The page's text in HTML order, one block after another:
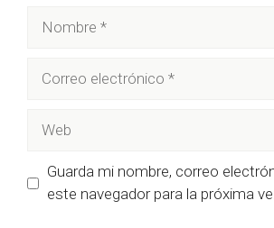
Guarda mi nombre, correo
este navegador para la próxima